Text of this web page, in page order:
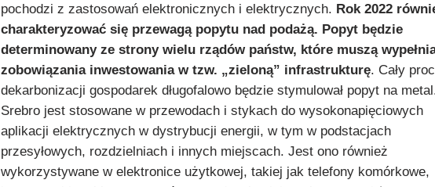
pochodzi z zastosowań elektronicznych i elektrycznych. Rok 2022
charakteryzować się przewagą popytu nad podażą. Popyt będzie
determinowany ze strony wielu rządów państw, które muszą
zobowiązania inwestowania w tzw. „zieloną” infrastrukturę. Cały
dekarbonizacji gospodarek długofalowo będzie stymulował popyt na
Srebro jest stosowane w przewodach i stykach do wysokonapięciowych
aplikacji elektrycznych w dystrybucji energii, w tym w podstacjach
przesyłowych, rozdzielniach i innych miejscach. Jest ono również
wykorzystywane w elektronice użytkowej, takiej jak telefony komórkowe,